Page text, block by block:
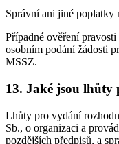
Správní ani jiné poplatky
Případné ověření
osobním podání žádosti
MSSZ.
13. Jaké jsou lhůty
Lhůty pro vydání
Sb., o organizaci a
pozdějších předpisů, a